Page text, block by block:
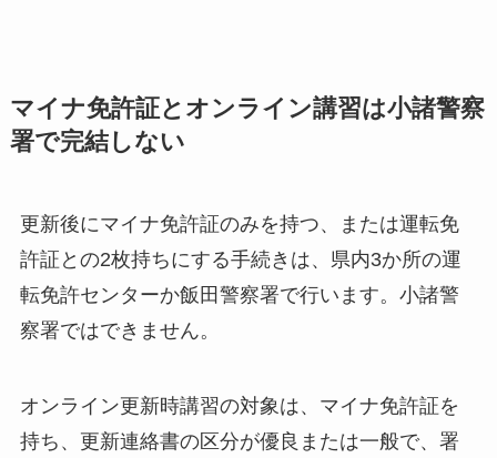
マイナ免許証とオンライン講習は小諸警察
署で完結しない
更新後にマイナ免許証のみを持つ、または運転免
許証との2枚持ちにする手続きは、県内3か所の運
転免許センターか飯田警察署で行います。小諸警
察署ではできません。
オンライン更新時講習の対象は、マイナ免許証を
持ち、更新連絡書の区分が優良または一般で、署